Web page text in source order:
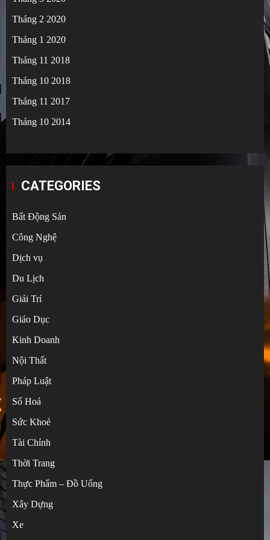
Tháng 2 2020
Tháng 1 2020
Tháng 11 2018
Tháng 10 2018
Tháng 11 2017
Tháng 10 2014
CATEGORIES
Bất Động Sản
Công Nghệ
Dịch vụ
Du Lịch
Giải Trí
Giáo Dục
Kinh Doanh
Nội Thất
Pháp Luật
Số Hoá
Sức Khoẻ
Tài Chính
Thời Trang
Thực Phẩm – Đồ Uống
Xây Dựng
Xe